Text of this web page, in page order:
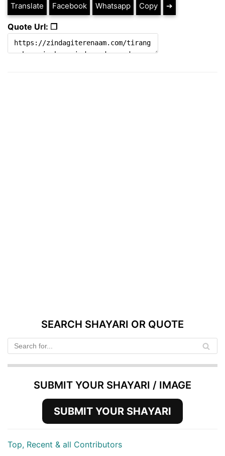
Translate Facebook Whatsapp Copy ➔
Quote Url: ❐
SEARCH SHAYARI OR QUOTE
SUBMIT YOUR SHAYARI / IMAGE
SUBMIT YOUR SHAYARI
Top, Recent & all Contributors